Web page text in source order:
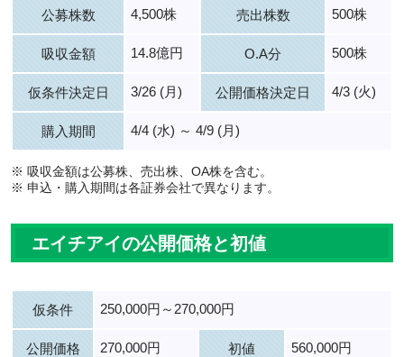
公募株数 4,500株 売出株数 500株
吸収金額 14.8億円 O.A分 500株
仮条件決定日 3/26 (月) 公開価格決定日 4/3 (火)
購入期間 4/4 (水) ～ 4/9 (月)
※ 吸収金額は公募株、売出株、OA株を含む。
※ 申込・購入期間は各証券会社で異なります。
エイチアイの公開価格と初値
仮条件 250,000円～270,000円
公開価格 270,000円 初値 560,000円